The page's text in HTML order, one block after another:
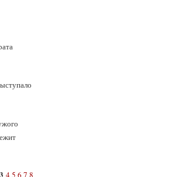
3 45 6 7 8